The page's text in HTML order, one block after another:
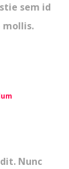
sem id
mollis.
Nunc